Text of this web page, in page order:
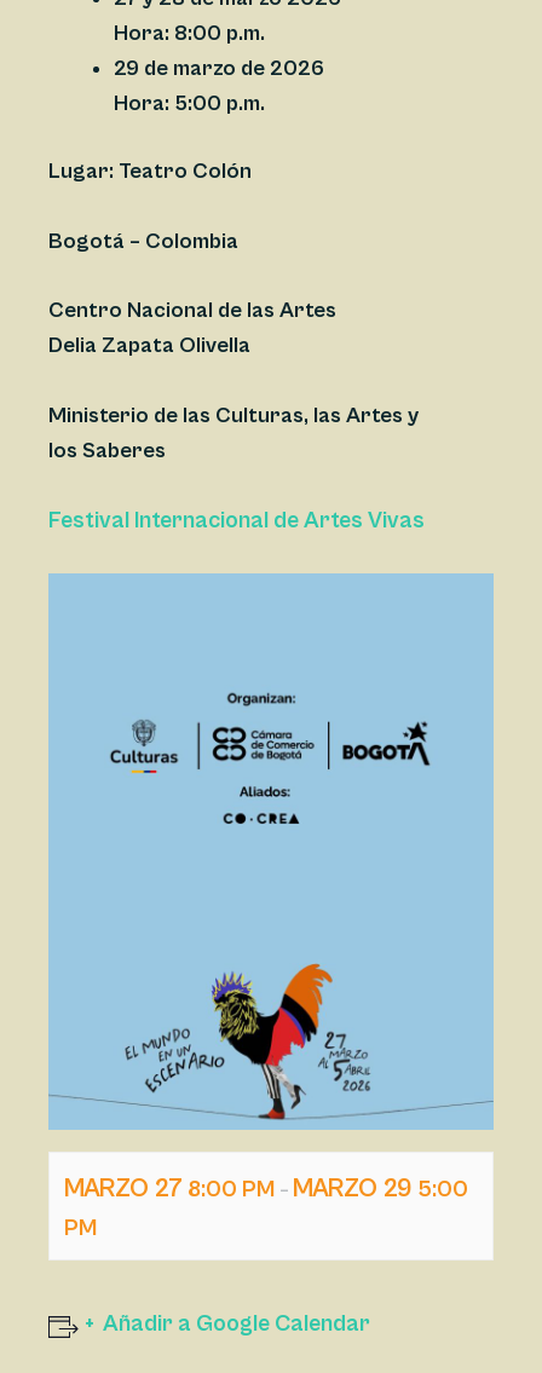
Hora: 8:00 p.m.
29 de marzo de 2026
Hora: 5:00 p.m.
Lugar: Teatro Colón
Bogotá – Colombia
Centro Nacional de las Artes
Delia Zapata Olivella
Ministerio de las Culturas, las Artes y
los Saberes
Festival Internacional de Artes Vivas
MARZO 27 8:00 PM – MARZO 29 5:00
PM
Añadir a Google Calendar